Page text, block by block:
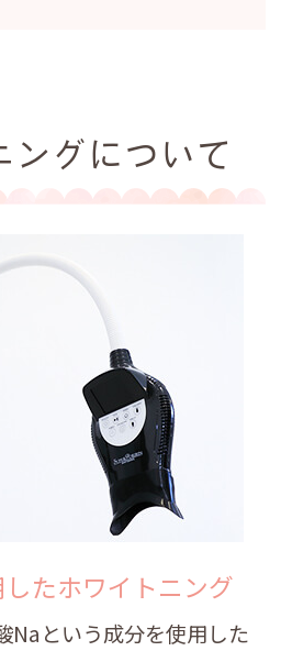
ングについて
たホワイトニング
Naという成分を使用した